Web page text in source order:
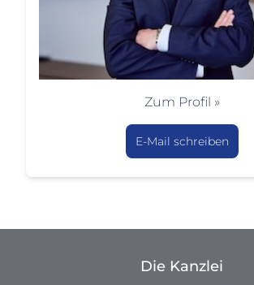
Zum Profil »
E-Mail schreiben
Die Kanzlei